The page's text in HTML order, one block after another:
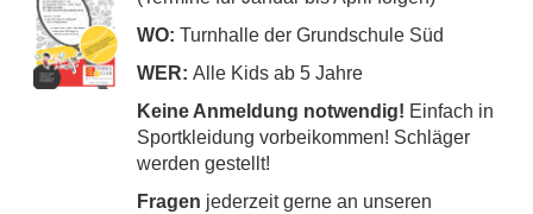
WO: Turnhalle der Grundschule Süd
WER: Alle Kids ab 5 Jahre
Keine Anmeldung notwendig! Einfach in
Sportkleidung vorbeikommen! Schläger
werden gestellt!
Fragen jederzeit gerne an unseren